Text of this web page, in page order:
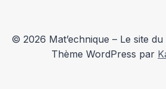
© 2026 Mat’echnique – Le site
Thème WordPress par